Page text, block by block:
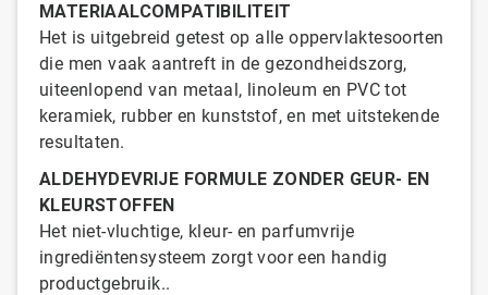
MATERIAALCOMPATIBILITEIT
Het is uitgebreid getest op alle oppervlaktesoorten
die men vaak aantreft in de gezondheidszorg,
uiteenlopend van metaal, linoleum en PVC tot
keramiek, rubber en kunststof, en met uitstekende
resultaten.
ALDEHYDEVRIJE FORMULE ZONDER GEUR- EN
KLEURSTOFFEN
Het niet-vluchtige, kleur- en parfumvrije
ingrediëntensysteem zorgt voor een handig
productgebruik..